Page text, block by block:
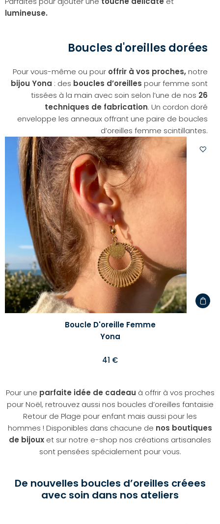
lumineuse.
Boucles d'oreilles dorées
Pour vous-même ou pour offrir à vos proches,notre
bijou Yona : des boucles d’oreilles pour femme sont
tissées à la main avec soin selon l’une de nos 26
techniques de fabrication. Un cordon doré
enveloppe les anneaux offrant une paire de boucles
d’oreilles femme scintillantes.
Boucle D'oreille Femme
Yona
41 €
Pour une parfaite idée de cadeau à offrir à vos proches
pour Noël, retrouvez aussi nos boucles d’oreilles fantaisie
Retour de Plage pour enfant mais aussi pour les
hommes ! Disponibles dans chacune de nos boutiques
de bijoux et sur notre e-shop nos créations artisanales
sont pensées spécialement pour vous.
De nouvelles boucles d’oreilles créees
avec soin dans nos ateliers